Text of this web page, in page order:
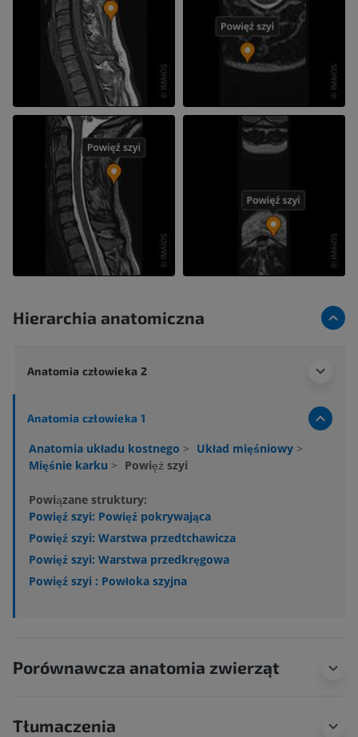
Hierarchia anatomiczna
Anatomia człowieka 2
Anatomia człowieka 1
Anatomia układu kostnego > Układ mięśniowy >
Mięśnie karku > Powięź szyi
Powiązane struktury:
Powięź szyi: Powięź pokrywająca
Powięź szyi: Warstwa przedtchawicza
Powięź szyi: Warstwa przedkręgowa
Powięź szyi : Powłoka szyjna
Porównawcza anatomia zwierząt
Tłumaczenia